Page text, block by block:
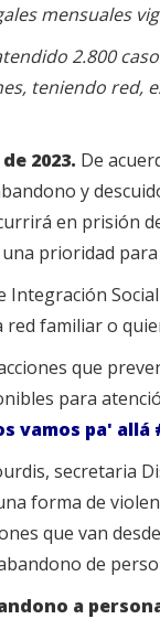
mensuales
2.800
teniendo red,
2023. De
y
en prisión
prioridad
Integración
familiar o
que
para
vamos pa' allá
secretaria
forma de
que van
de
a